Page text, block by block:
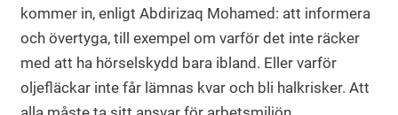
kommer in, enligt Abdirizaq Mohamed: att informera
och övertyga, till exempel om varför det inte räcker
med att ha hörselskydd bara ibland. Eller varför
oljefläckar inte får lämnas kvar och bli halkrisker. Att